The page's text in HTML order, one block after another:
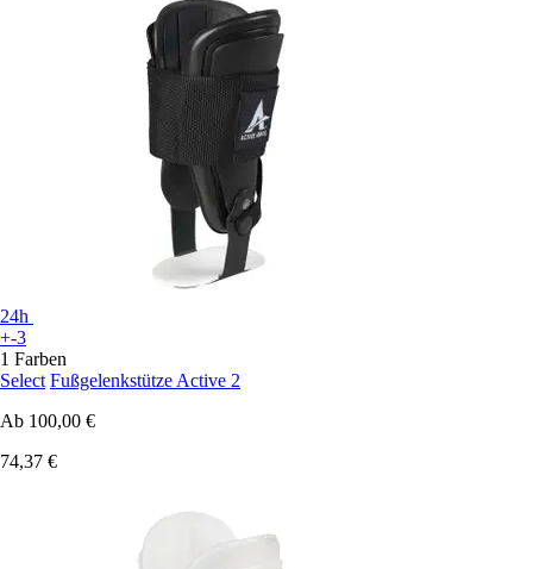
24h
+-3
1 Farben
Select Fußgelenkstütze Active 2
Ab 100,00 €
74,37 €